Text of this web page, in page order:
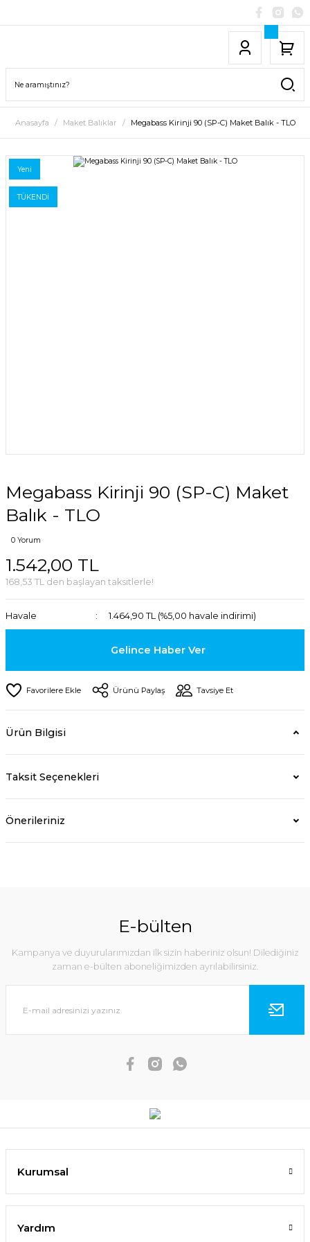
Anasayfa Maket Balıklar Megabass Kirinji 90 (SP-C) Maket Balık - TLO
Yeni
TÜKENDİ
Megabass Kirinji 90 (SP-C) Maket
Balık - TLO
0 Yorum
1.542,00 TL
168,53 TL den başlayan taksitlerle!
Havale 1.464,90 TL (%5,00 havale indirimi)
Gelince Haber Ver
Ürünü Paylaş Tavsiye Et
Ürün Bilgisi
Taksit Seçenekleri
Önerileriniz
E-bülten
Kampanya ve duyurularımızdan ilk sizin haberiniz olsun! Dilediğiniz
zaman e-bülten aboneliğimizden ayrılabilirsiniz.
Kurumsal
Yardım